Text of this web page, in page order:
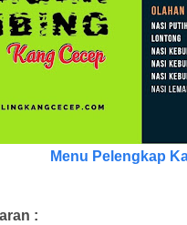
Menu Pelengkap
: